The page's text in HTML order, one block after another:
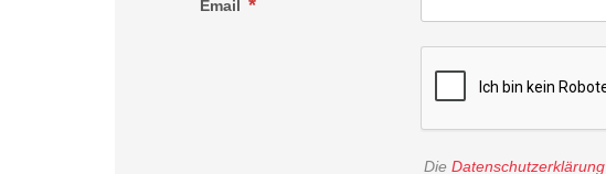
Email
DieDatenschutzerklärung